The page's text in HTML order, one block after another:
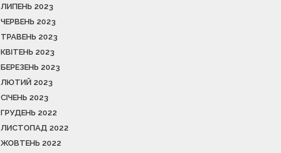
ЛИПЕНЬ 2023
ЧЕРВЕНЬ 2023
ТРАВЕНЬ 2023
КВІТЕНЬ 2023
БЕРЕЗЕНЬ 2023
ЛЮТИЙ 2023
СІЧЕНЬ 2023
ГРУДЕНЬ 2022
ЛИСТОПАД 2022
ЖОВТЕНЬ 2022